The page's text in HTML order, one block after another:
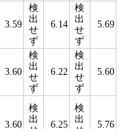
3.59
検
出
せ
ず
6.14
検
出
せ
ず
5.69
3.60
検
出
せ
ず
6.22
検
出
せ
ず
5.60
3.60
検
出
6.25
検
出
5.76